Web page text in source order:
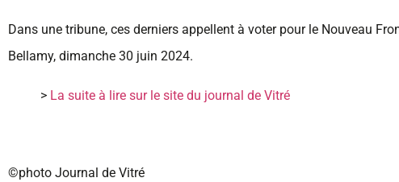
Dans une tribune, ces derniers appellent à voter pour le Nouveau
Bellamy, dimanche 30 juin 2024.
> La suite à lire sur le site du journal de Vitré
©photo Journal de Vitré